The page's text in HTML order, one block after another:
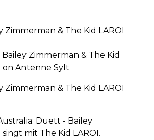
Zimmerman & The Kid LAROI
Zimmerman & The Kid
on Antenne Sylt
Zimmerman & The Kid LAROI
Duett - Bailey
mit The Kid LAROI.